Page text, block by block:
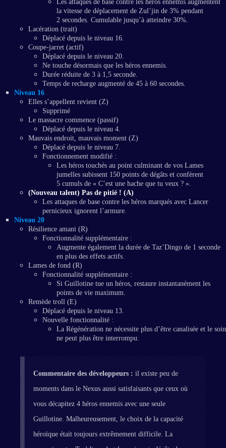
Les attaques de base contre les héros ennemis augmentent
la vitesse de déplacement de Zul’jin de 3% pendant
2 secondes. Cumulable jusqu’à atteindre 30%.
Lacération (trait)
Déplacé depuis le niveau 16.
Coupe-jarret (actif)
Déplacé depuis le niveau 20.
Ne touche désormais que les héros ennemis.
Durée réduite de 3 à 1,5 seconde.
Temps de recharge augmenté de 45 à 60 secondes.
Niveau 16
Elles s’appellent revient (Z)
Supprimé
Le massacre commence (passif)
Déplacé depuis le niveau 4.
Mauvais endroit, mauvais moment (Z)
Déplacé depuis le niveau 7.
Fonctionnement modifié :
Les héros touchés au point culminant de vos Lames
jumelles subissent 150 points de dégâts et confèrent
5 cumuls de « C’est une hache que tu veux ? ».
(Nouveau talent) Pas de pitié ! (A)
Les attaques de base contre les héros marqués avec Lancer
pernicieux ignorent l’armure.
Niveau 20
Résilience amani (R)
Fonctionnalité supplémentaire :
Augmente également la durée de Taz’Dingo de 1 seconde
en plus des effets actifs.
Lames de fond (R)
Fonctionnalité supplémentaire :
Si Guillotine tue un héros, restaure instantanément les
points de vie maximum.
Remède troll (E)
Déplacé depuis le niveau 13.
Nouvelle fonctionnalité :
La Régénération ne nécessite plus d’être canalisée et le soin
ne peut plus être interrompu.
Commentaire des développeurs : il existe peu de
moments dans le Nexus aussi satisfaisants que ceux où
vous décapitez 4 héros ennemis avec une seule
Guillotine. Malheureusement, le choix de la capacité
héroïque était toujours extrêmement difficile. La